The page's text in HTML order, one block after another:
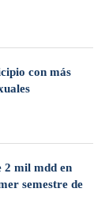
con más
2 mil mdd en
semestre de